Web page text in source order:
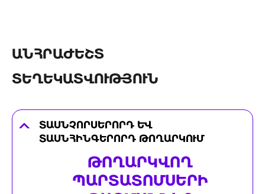
ԱՆՀՐԱԺԵՇՏ
ՏԵՂԵԿԱՏՎՈՒԹՅՈՒՆ
ՏԱՍՆՉՈՐՍԵՐՈՐԴ ԵՎ
ՏԱՍՆՀԻՆԳԵՐՈՐԴ ԹՈՂԱՐԿՈՒՄ
ԹՈՂԱՐԿՎՈՂ
ՊԱՐՏԱՏՈՄՍԵՐԻ